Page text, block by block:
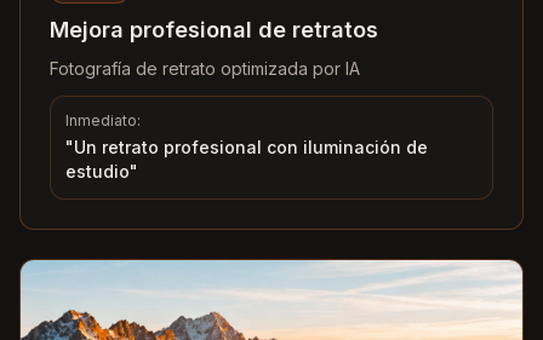
Mejora profesional de retratos
Fotografía de retrato optimizada por IA
Inmediato:
"Un retrato profesional con iluminación de
estudio"